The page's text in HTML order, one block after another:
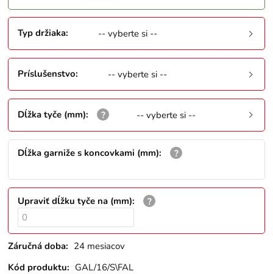
Typ držiaka: -- vyberte si --
Príslušenstvo: -- vyberte si --
Dĺžka tyče (mm): -- vyberte si --
Dĺžka garniže s koncovkami (mm):
Upraviť dĺžku tyče na (mm):
Záručná doba: 24 mesiacov
Kód produktu: GAL/16/S\FAL